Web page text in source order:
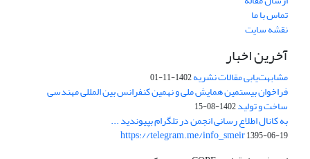
تماس با ما
نقشه سایت
آخرین اخبار
مشابهت‌یابی مقالات نشریه1402-11-01
فراخوان بیستمین همایش ملی و نهمین کنفرانس بین المللی مهندسی
ساخت و تولید1402-08-15
به کانال اطلاع رسانی انجمن در تلگرام بپیوندید ...
https://telegram.me/info_smeir1395-06-19